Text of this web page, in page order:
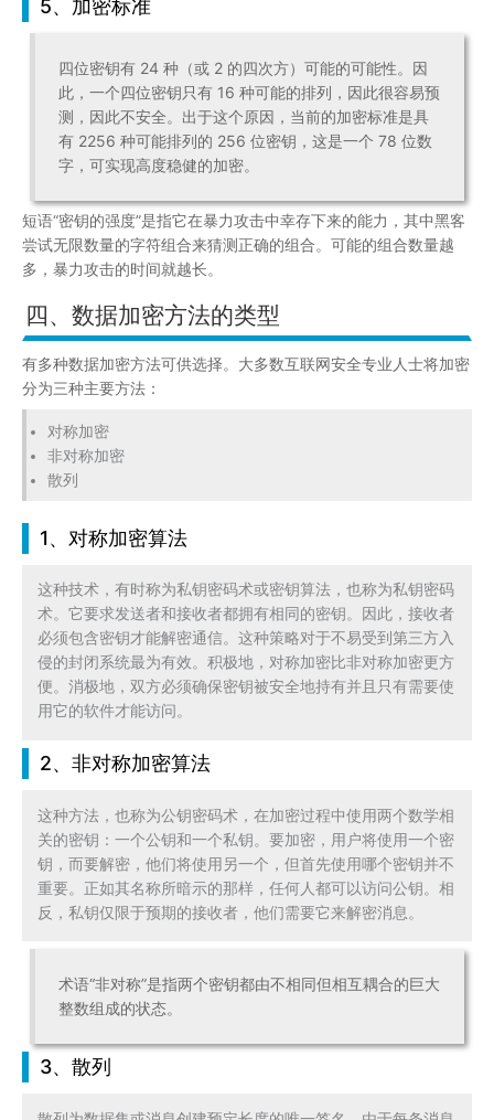
5、加密标准
四位密钥有 24 种（或 2 的四次方）可能的可能性。因
此，一个四位密钥只有 16 种可能的排列，因此很容易预
测，因此不安全。出于这个原因，当前的加密标准是具
有 2256 种可能排列的 256 位密钥，这是一个 78 位数
字，可实现高度稳健的加密。
短语“密钥的强度”是指它在暴力攻击中幸存下来的能力，其中黑客
尝试无限数量的字符组合来猜测正确的组合。可能的组合数量越
多，暴力攻击的时间就越长。
四、数据加密方法的类型
有多种数据加密方法可供选择。大多数互联网安全专业人士将加密
分为三种主要方法：
对称加密
非对称加密
散列
1、对称加密算法
这种技术，有时称为私钥密码术或密钥算法，也称为私钥密码
术。它要求发送者和接收者都拥有相同的密钥。因此，接收者
必须包含密钥才能解密通信。这种策略对于不易受到第三方入
侵的封闭系统最为有效。积极地，对称加密比非对称加密更方
便。消极地，双方必须确保密钥被安全地持有并且只有需要使
用它的软件才能访问。
2、非对称加密算法
这种方法，也称为公钥密码术，在加密过程中使用两个数学相
关的密钥：一个公钥和一个私钥。要加密，用户将使用一个密
钥，而要解密，他们将使用另一个，但首先使用哪个密钥并不
重要。正如其名称所暗示的那样，任何人都可以访问公钥。相
反，私钥仅限于预期的接收者，他们需要它来解密消息。
术语“非对称”是指两个密钥都由不相同但相互耦合的巨大
整数组成的状态。
3、散列